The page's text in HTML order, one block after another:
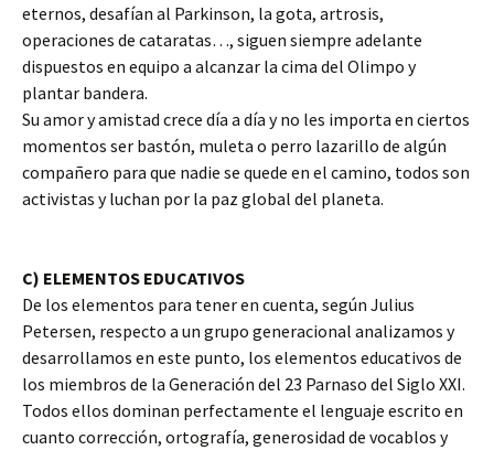
eternos, desafían al Parkinson, la gota, artrosis,
operaciones de cataratas…, siguen siempre adelante
dispuestos en equipo a alcanzar la cima del Olimpo y
plantar bandera.
Su amor y amistad crece día a día y no les importa en ciertos
momentos ser bastón, muleta o perro lazarillo de algún
compañero para que nadie se quede en el camino, todos son
activistas y luchan por la paz global del planeta.
C) ELEMENTOS EDUCATIVOS
De los elementos para tener en cuenta, según Julius
Petersen, respecto a un grupo generacional analizamos y
desarrollamos en este punto, los elementos educativos de
los miembros de la Generación del 23 Parnaso del Siglo XXI.
Todos ellos dominan perfectamente el lenguaje escrito en
cuanto corrección, ortografía, generosidad de vocablos y